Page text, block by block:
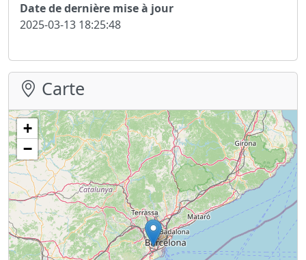
Date de dernière mise à jour
2025-03-13 18:25:48
Carte
+
−